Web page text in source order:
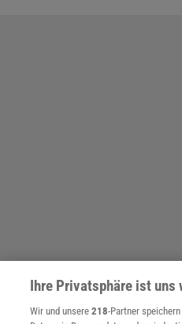
Ihre Privatsphäre ist uns
Wir und unsere218-Partner